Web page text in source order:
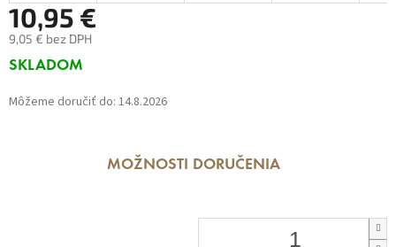
10,95 €
9,05 € bez DPH
Jednotková
SKLADOM
Môžeme doručiť do: 14.8.2026
MOŽNOSTI DORUČENIA